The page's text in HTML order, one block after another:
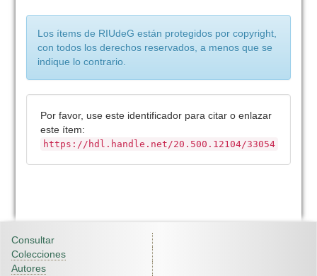
Los ítems de RIUdeG están protegidos por copyright,
con todos los derechos reservados, a menos que se
indique lo contrario.
Por favor, use este identificador para citar o enlazar
este ítem:
https://hdl.handle.net/20.500.12104/33054
Consultar
Colecciones
Autores